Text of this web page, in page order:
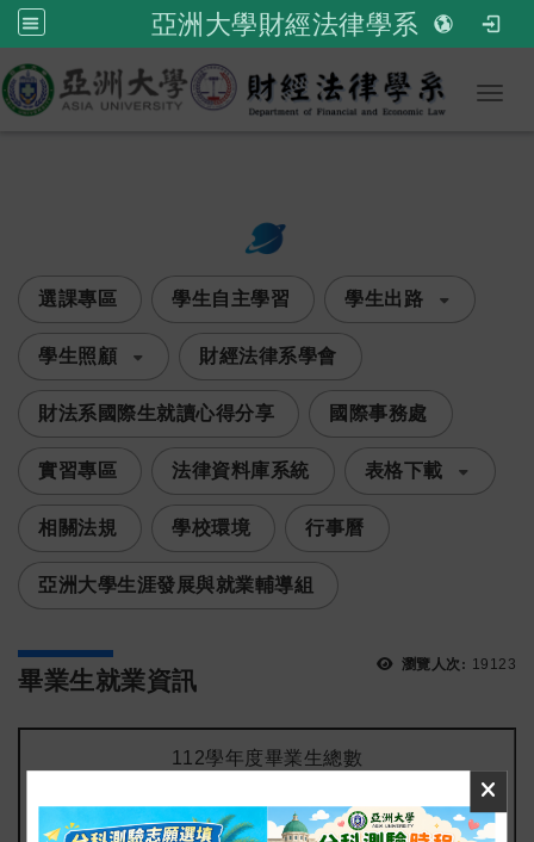
亞洲大學財經法律學系
次選單
選課專區 學生自主學習 學生出路
學生照顧 財經法律系學會
​財法系國際生就讀心得分享 國際事務處
實習專區 法律資料庫系統 表格下載
相關法規 學校環境 行事曆
亞洲大學生涯發展與就業輔導組
瀏覽人次: 19123
畢業生就業資訊
112學年度畢業生總數
(A)